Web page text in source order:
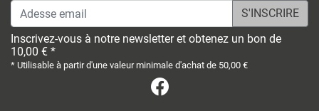
Adesse email
Inscrivez-vous à notre newsletter et obtenez un bon de
10,00 € *
* Utilisable à partir d'une valeur minimale d'achat de 50,00 €